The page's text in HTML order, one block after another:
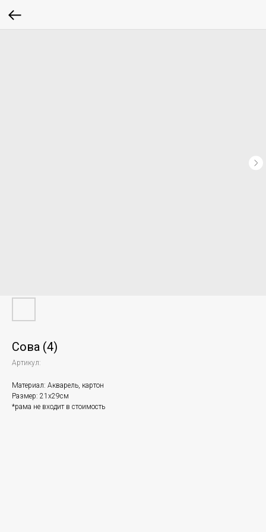
Сова (4)
Артикул:
Материал: Акварель, картон
Размер: 21х29см
*рама не входит в стоимость